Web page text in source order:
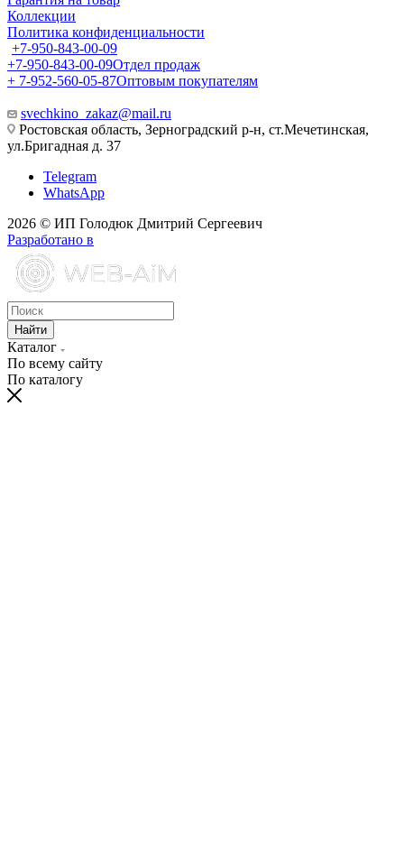
Коллекции
Политика конфиденциальности
+7-950-843-00-09
+7-950-843-00-09Отдел продаж
+ 7-952-560-05-87Оптовым покупателям
svechkino_zakaz@mail.ru
Ростовская область, Зерноградский р-н, ст.Мечетинская,
ул.Бригадная д. 37
Telegram
WhatsApp
2026 © ИП Голодюк Дмитрий Сергеевич
Разработано в
Найти
Каталог
По всему сайту
По каталогу